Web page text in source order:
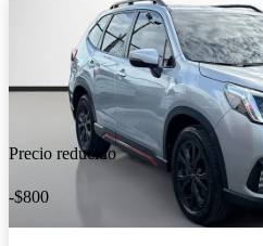
Precio reducido
-$800